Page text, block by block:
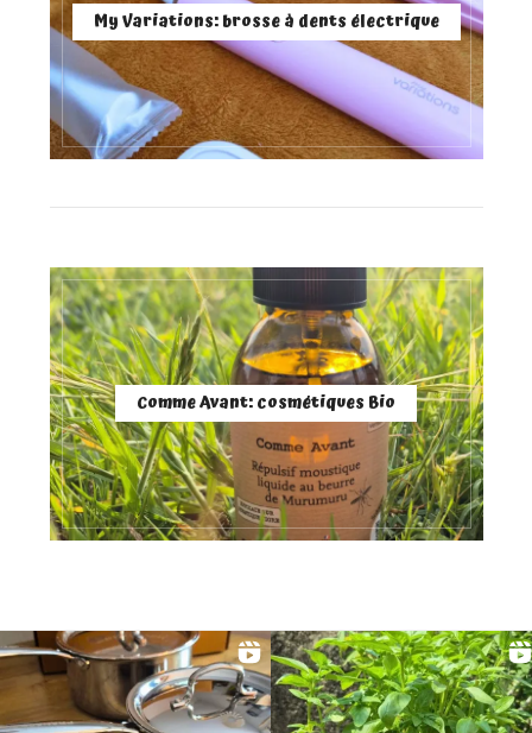
My Variations: brosse à dents électrique
Comme Avant: cosmétiques Bio